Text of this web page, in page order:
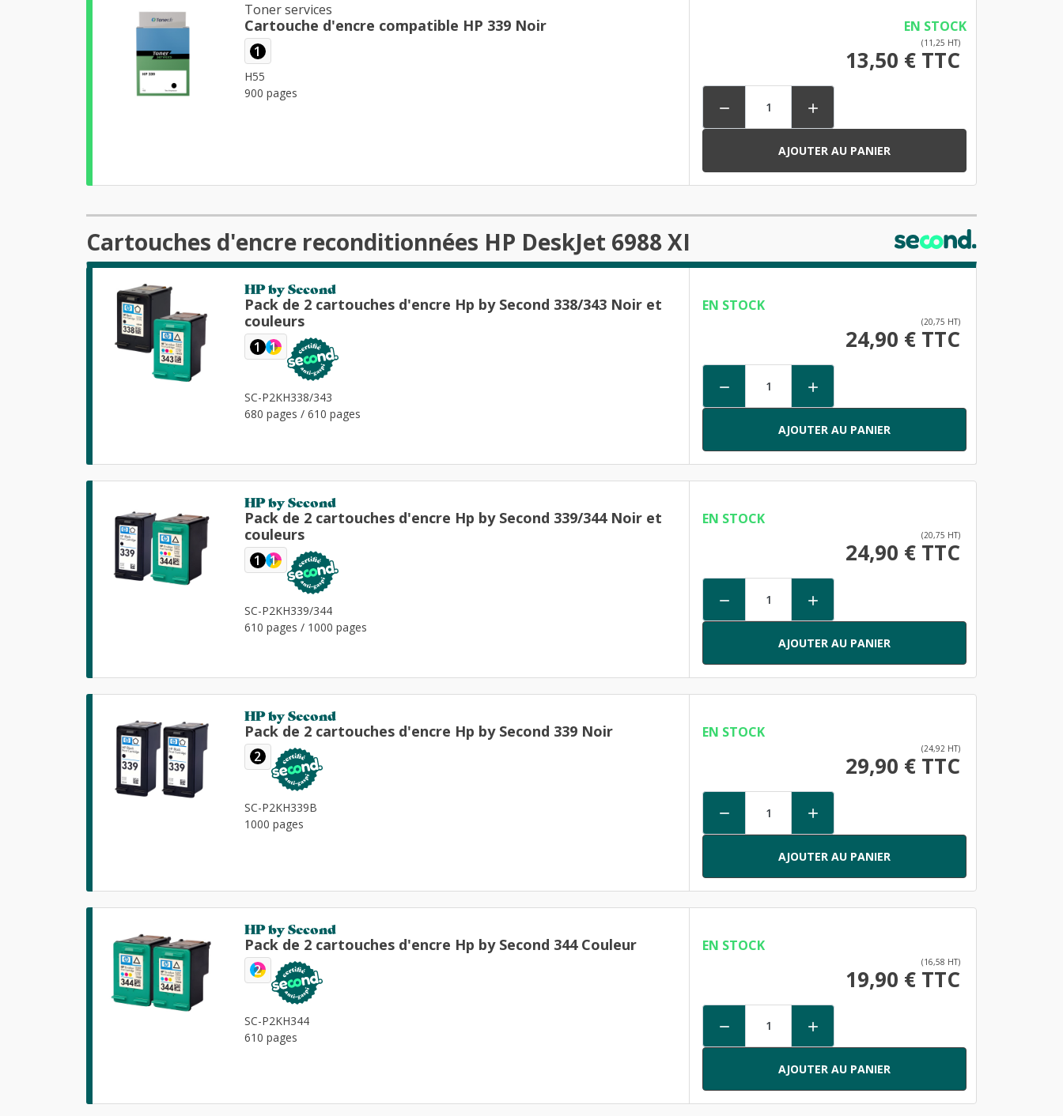
Toner services
Cartouche d'encre compatible HP 339 Noir
1
H55
900 pages
EN STOCK
(11,25 HT)
13,50 € TTC
 
AJOUTER AU PANIER
Cartouches d'encre reconditionnées HP DeskJet 6988 XI
HP by Second
Pack de 2 cartouches d'encre Hp by Second 338/343 Noir et
couleurs
1 1
SC-P2KH338/343
680 pages / 610 pages
EN STOCK
(20,75 HT)
24,90 € TTC
 
AJOUTER AU PANIER
HP by Second
Pack de 2 cartouches d'encre Hp by Second 339/344 Noir et
couleurs
1 1
SC-P2KH339/344
610 pages / 1000 pages
EN STOCK
(20,75 HT)
24,90 € TTC
 
AJOUTER AU PANIER
HP by Second
Pack de 2 cartouches d'encre Hp by Second 339 Noir
2
SC-P2KH339B
1000 pages
EN STOCK
(24,92 HT)
29,90 € TTC
 
AJOUTER AU PANIER
HP by Second
Pack de 2 cartouches d'encre Hp by Second 344 Couleur
2
SC-P2KH344
610 pages
EN STOCK
(16,58 HT)
19,90 € TTC
 
AJOUTER AU PANIER